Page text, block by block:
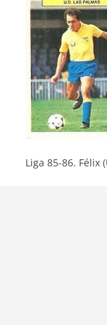
Liga 85-86. Félix